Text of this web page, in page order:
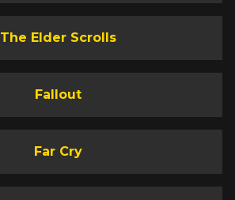
The Elder Scrolls
Fallout
Far Cry